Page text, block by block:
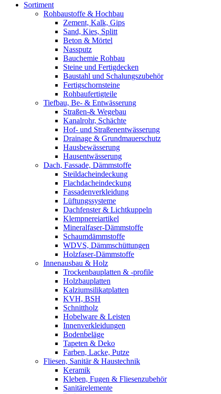
Sortiment
Rohbaustoffe & Hochbau
Zement, Kalk, Gips
Sand, Kies, Splitt
Beton & Mörtel
Nassputz
Bauchemie Rohbau
Steine und Fertigdecken
Baustahl und Schalungszubehör
Fertigschornsteine
Rohbaufertigteile
Tiefbau, Be- & Entwässerung
Straßen-& Wegebau
Kanalrohr, Schächte
Hof- und Straßenentwässerung
Drainage & Grundmauerschutz
Hausbewässerung
Hausentwässerung
Dach, Fassade, Dämmstoffe
Steildacheindeckung
Flachdacheindeckung
Fassadenverkleidung
Lüftungssysteme
Dachfenster & Lichtkuppeln
Klempnereiartikel
Mineralfaser-Dämmstoffe
Schaumdämmstoffe
WDVS, Dämmschüttungen
Holzfaser-Dämmstoffe
Innenausbau & Holz
Trockenbauplatten & -profile
Holzbauplatten
Kalziumsilikatplatten
KVH, BSH
Schnittholz
Hobelware & Leisten
Innenverkleidungen
Bodenbeläge
Tapeten & Deko
Farben, Lacke, Putze
Fliesen, Sanitär & Haustechnik
Keramik
Kleben, Fugen & Fliesenzubehör
Sanitärelemente